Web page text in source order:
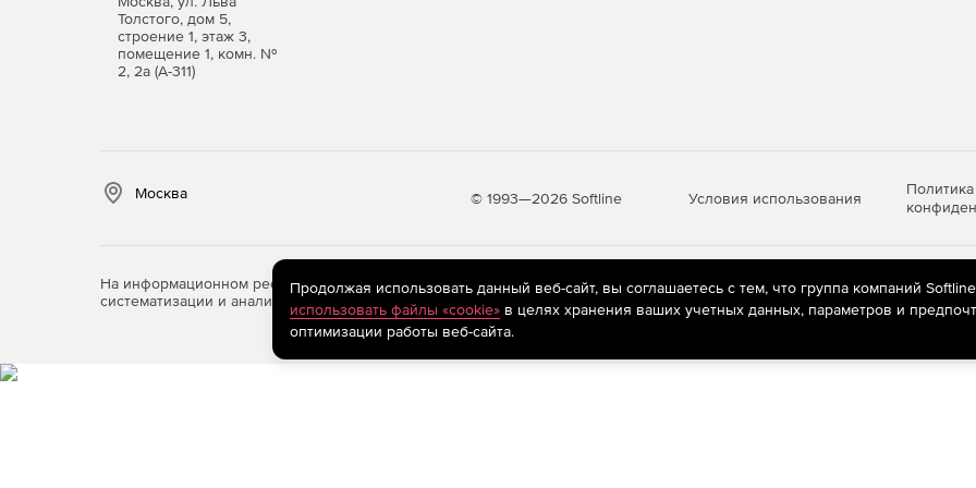
Быстрая подготовка данных для расчетных комплексов
Благодаря тому, что 3D-модель здания уже спроектирована в Renga, конструктору нет необходимости
Вся документация в Renga автоматически формируется в соответствии с СПДС, что гарантирует
Основные функциональные возможности Renga Professional в части проектирования внутренних
инженерных сетей зданий и сооружений различного назначения:
Инструменты Renga позволяют максимально автоматизировать действия инженера в процессе
Толстого, дом 5,
строение 1, этаж 3,
помещение 1, комн. №
2, 2а (А-311)
Москва © 1993—2026 Softline Условия использования
Политика
На информационном ресурсе store.softline.ru применяютсярекомендательные технологии(информационные технологии
систематизации и анализа сведений, относящихся к предпочтениям пользователей сети «Интернет», находящихся на
Продолжая использовать данный веб-сайт, вы соглашаетесь с тем, что группа компаний
использовать файлы «cookie»в целях хранения ваших учетных данных, параметров и
оптимизации работы веб-сайта.